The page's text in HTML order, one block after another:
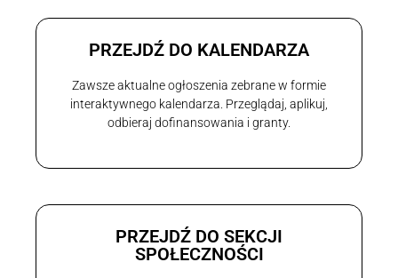
PRZEJDŹ DO KALENDARZA
Zawsze aktualne ogłoszenia zebrane w formie
interaktywnego kalendarza. Przeglądaj, aplikuj,
odbieraj dofinansowania i granty.
PRZEJDŹ DO SEKCJI
SPOŁECZNOŚCI